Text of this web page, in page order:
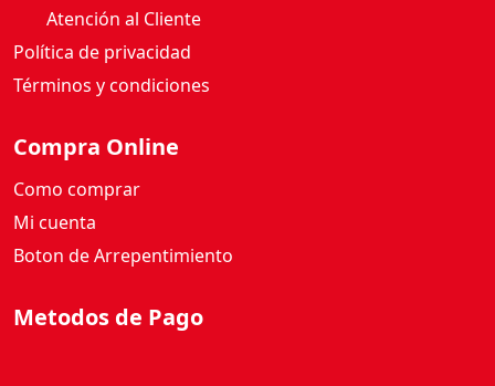
Atención al Cliente
Política de privacidad
Términos y condiciones
Compra Online
Como comprar
Mi cuenta
Boton de Arrepentimiento
Metodos de Pago